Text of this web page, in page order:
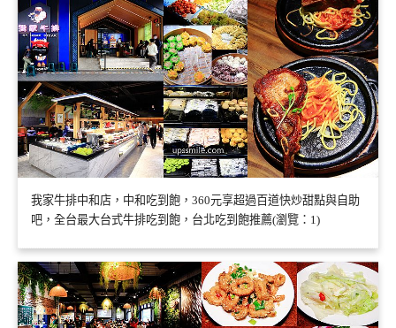
我家牛排中和店，中和吃到飽，360元享超過百道快炒甜點與自助
吧，全台最大台式牛排吃到飽，台北吃到飽推薦(瀏覽：1)